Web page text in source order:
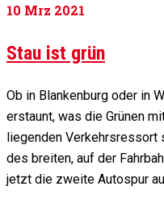
10 Mrz 2021
Stau ist grün
Ob in Blankenburg oder in
erstaunt, was die Grünen
liegenden Verkehrsressort
des breiten, auf der
jetzt die zweite Autospur